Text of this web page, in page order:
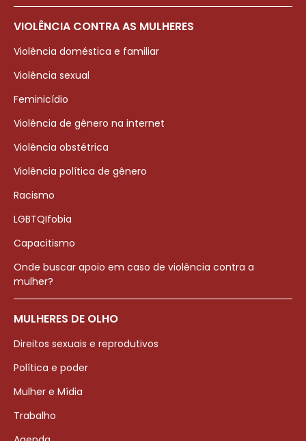
VIOLÊNCIA CONTRA AS MULHERES
Violência doméstica e familiar
Violência sexual
Feminicídio
Violência de gênero na internet
Violência obstétrica
Violência política de gênero
Racismo
LGBTQIfobia
Capacitismo
Onde buscar apoio em caso de violência contra a
mulher?
MULHERES DE OLHO
Direitos sexuais e reprodutivos
Política e poder
Mulher e Mídia
Trabalho